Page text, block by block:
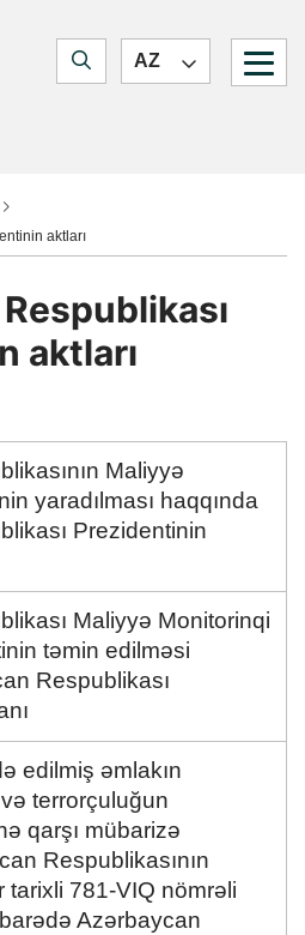
Xidməti
AZ
aktları
aktları
Maliyyə
yaradılması haqqında
Prezidentinin
Maliyyə Monitorinqi
təmin edilməsi
Respublikası
edilmiş əmlakın
və terrorçuluğun
qarşı mübarizə
Respublikasının
tarixli 781-VIQ nömrəli
Azərbaycan